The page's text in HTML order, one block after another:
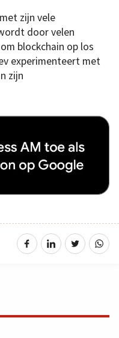
zijn vele
door velen
blockchain op los
experimenteert met
zijn